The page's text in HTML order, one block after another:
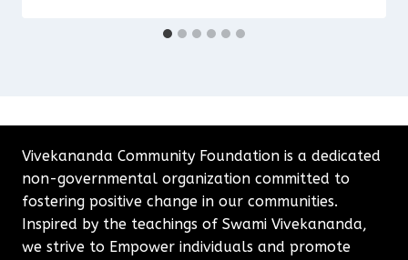
Vivekananda Community Foundation is a dedicated
non-governmental organization committed to
fostering positive change in our communities.
Inspired by the teachings of Swami Vivekananda,
we strive to Empower individuals and promote